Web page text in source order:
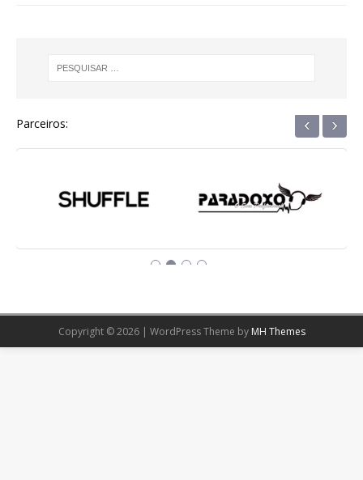
Parceiros: ‹ ›
Copyright © 2026 | WordPress Theme by MH Themes